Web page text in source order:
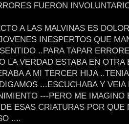
FUERON
A LAS MALVINAS ES
INESPERTOS QUE
..PARA TAPAR
LA VERDAD ESTABA EN OTRA
A MI TERCER HIJA
...ESCUCHABA Y VEIA
---PERO ME IMAGINO
ESAS CRIATURAS POR QUE
....